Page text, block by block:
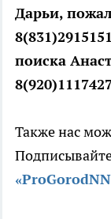
Дарьи,
поиска
Также нас